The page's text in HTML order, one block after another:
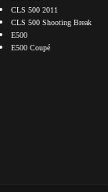
CLS 500 2011
CLS 500 Shooting Break
E500
E500 Coupé